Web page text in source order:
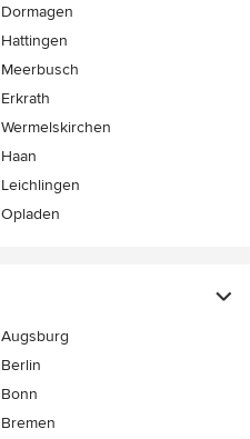
Dormagen
Hattingen
Meerbusch
Erkrath
Wermelskirchen
Haan
Leichlingen
Opladen
Augsburg
Berlin
Bonn
Bremen